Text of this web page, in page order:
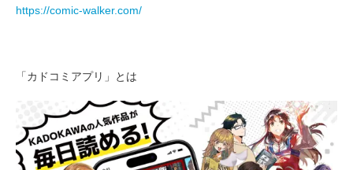
https://comic-walker.com/
「カドコミアプリ」とは